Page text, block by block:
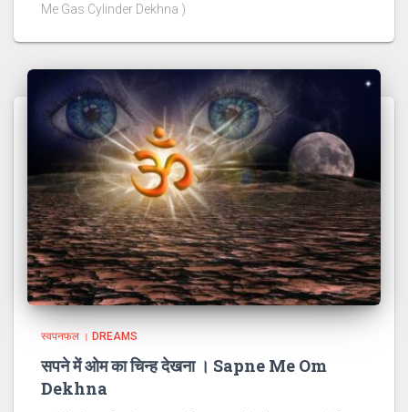
Me Gas Cylinder Dekhna )
स्वपनफल । DREAMS
सपने में ओम का चिन्ह देखना । Sapne Me Om
Dekhna